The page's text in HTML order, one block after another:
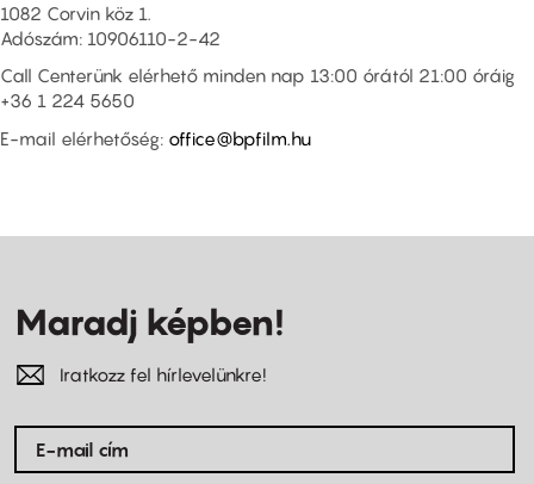
1082 Corvin köz 1.
Adószám: 10906110-2-42
Call Centerünk elérhető minden nap 13:00 órától 21:00 óráig
+36 1 224 5650
E-mail elérhetőség: office@bpfilm.hu
Maradj képben!
Iratkozz fel hírlevelünkre!